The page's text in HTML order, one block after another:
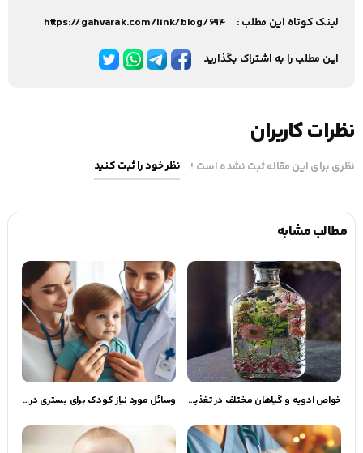
لینک کوتاه این مطلب : https://gahvarak.com/link/blog/694
این مطلب را به اشتراک بگذارید
نظرات کاربران
نظری برای این مقاله ثبت نشده است ! نظر خود را ثبت کنید
مطالب مشابه
خواص ادویه و گیاهان مختلف در تغذیه و درمان | گهوارک وسائل مورد نیاز کودک برای بستری در بیمارستان